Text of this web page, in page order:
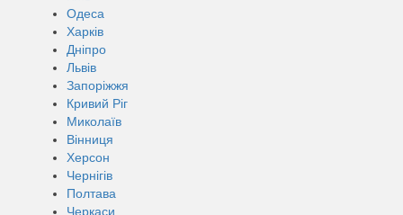
Одеса
Харків
Дніпро
Львів
Запоріжжя
Кривий Ріг
Миколаїв
Вінниця
Херсон
Чернігів
Полтава
Черкаси